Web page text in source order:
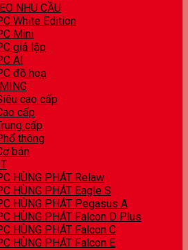
NHU CẦU
White Edition
Mini
giả lập
AI
đồ hoạ
cao cấp
cấp
cấp
thông
bản
HÙNG PHÁT Relaw
HÙNG PHÁT Eagle S
HÙNG PHÁT Pegasus A
HÙNG PHÁT Falcon D Plus
HÙNG PHÁT Falcon C
HÙNG PHÁT Falcon E